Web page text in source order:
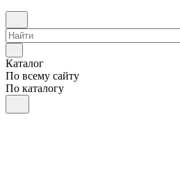
Каталог
По всему сайту
По каталогу